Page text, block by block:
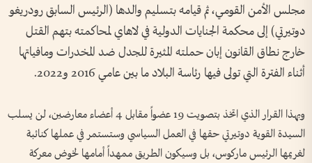
مجلس الأمن القومي، ثم قيامه بتسليم والدها (الرئيس السابق رودريغو
دوتيرتي) إلى محكمة الجنايات الدولية في لاهاي لمحاكمته بتهم القتل
خارج نطاق القانون إبان حملته المثيرة للجدل ضد المخدرات ومافياتها
أثناء الفترة التي تولى فيها رئاسة البلاد ما بين عامي 2016 و2022.
وبهذا القرار الذي اتخذ بتصويت 19 عضواً مقابل 4 أعضاء معارضين، لن يسلب
السيدة القوية دوتيرتي حقها في العمل السياسي وستستمر في عملها كنائبة
لغريمها الرئيس ماركوس، بل وسيكون الطريق ممهداً أمامها لخوض معركة